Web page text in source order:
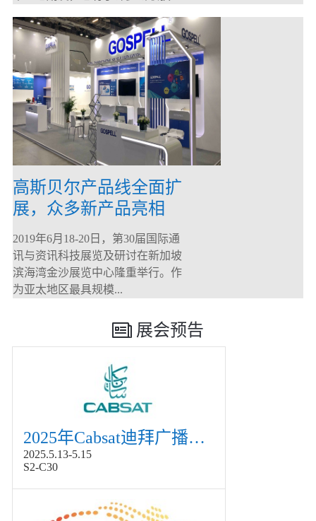
高斯贝尔产品线全面扩
展，众多新产品亮相
CommunicAsia 2019
2019年6月18-20日，第30届国际通
讯与资讯科技展览及研讨在新加坡
滨海湾金沙展览中心隆重举行。作
为亚太地区最具规模...
展会预告
2025年Cabsat迪拜广播电视展
2025.5.13-5.15
S2-C30